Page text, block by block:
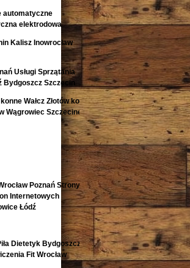
automatyczne
elektrodowa
Kalisz Inowrocław
Usługi Sprzątania
Bydgoszcz Szczecin
Wałcz Złotów konie
Wągrowiec Szczecinek
Poznań Strony
Internetowych
Łódź
Dietetyk Bydgoszcz
Fit Wrocław